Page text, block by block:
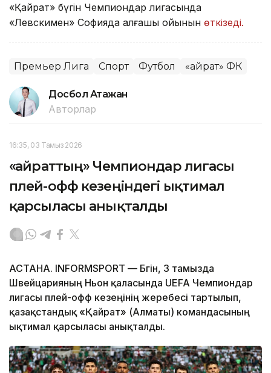
«Қайрат» бүгін Чемпиондар лигасында
«Левскимен» Софияда алғашқы ойынын өткізеді.
Премьер Лига Спорт Футбол «Қайрат» ФК
Досбол Атажан
Авторлар
16:35, 03 Тамыз 2026
«Қайраттың» Чемпиондар лигасы
плей-офф кезеңіндегі ықтимал
қарсыласы анықталды
АСТАНА. INFORMSPORT — Бүгін, 3 тамызда
Швейцарияның Ньон қаласында UEFA Чемпиондар
лигасы плей-офф кезеңінің жеребесі тартылып,
қазақстандық «Қайрат» (Алматы) командасының
ықтимал қарсыласы анықталды.